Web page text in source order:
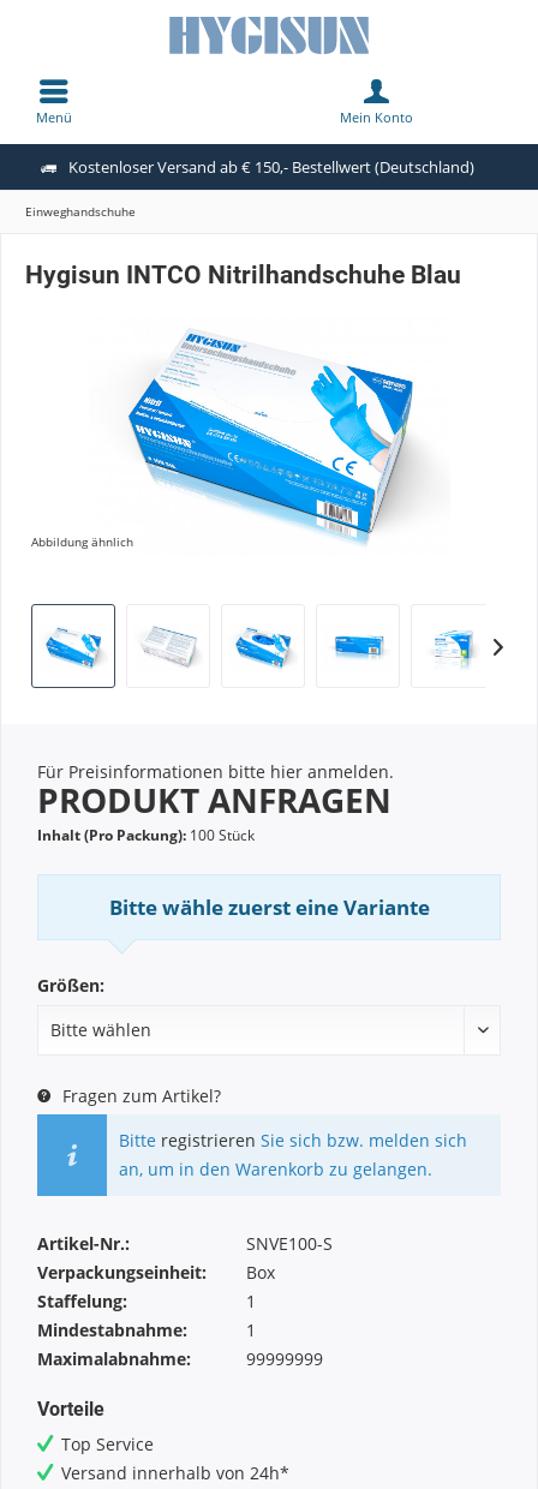
Menü Mein Konto
Kostenloser Versand ab € 150,- Bestellwert (Deutschland)
Einweghandschuhe
Hygisun INTCO Nitrilhandschuhe Blau
Abbildung ähnlich
Für Preisinformationen bitte hier anmelden.
PRODUKT ANFRAGEN
Inhalt (Pro Packung): 100 Stück
Bitte wähle zuerst eine Variante
Größen:
Fragen zum Artikel?
Bitte registrieren Sie sich bzw. melden sich
an, um in den Warenkorb zu gelangen.
Artikel-Nr.:
SNVE100-S
Verpackungseinheit:
Box
Staffelung:
1
Mindestabnahme:
1
Maximalabnahme:
99999999
Vorteile
Top Service
Versand innerhalb von 24h*